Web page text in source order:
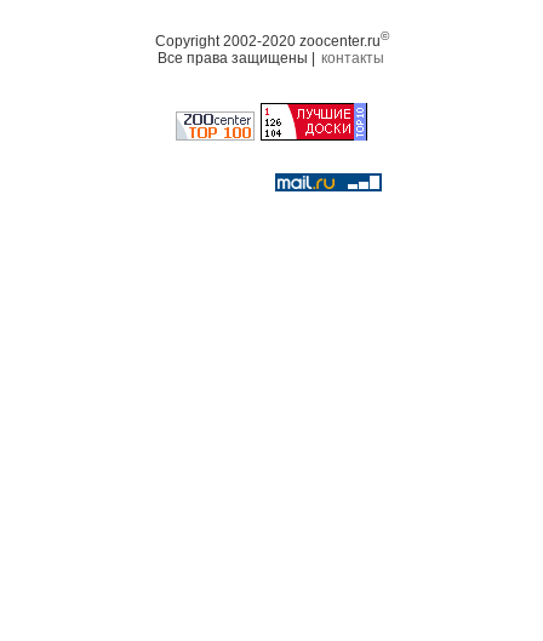
Copyright 2002-2020 zoocenter.ru©
Все права защищены | контакты